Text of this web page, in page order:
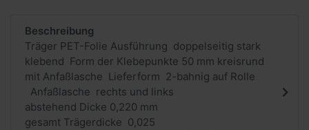
Beschreibung
Träger PET-Folie Ausführung doppelseitig stark
klebend Form der Klebepunkte 50 mm kreisrund
mit Anfaßlasche Lieferform 2-bahnig auf Rolle
Anfaßlasche rechts und links
abstehend Dicke 0,220 mm
gesamt Trägerdicke 0,025